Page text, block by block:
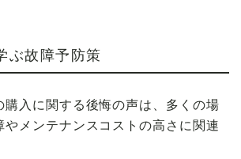
ぶ故障予防策
購入に関する後悔の声は、多くの場
やメンテナンスコストの高さに関連